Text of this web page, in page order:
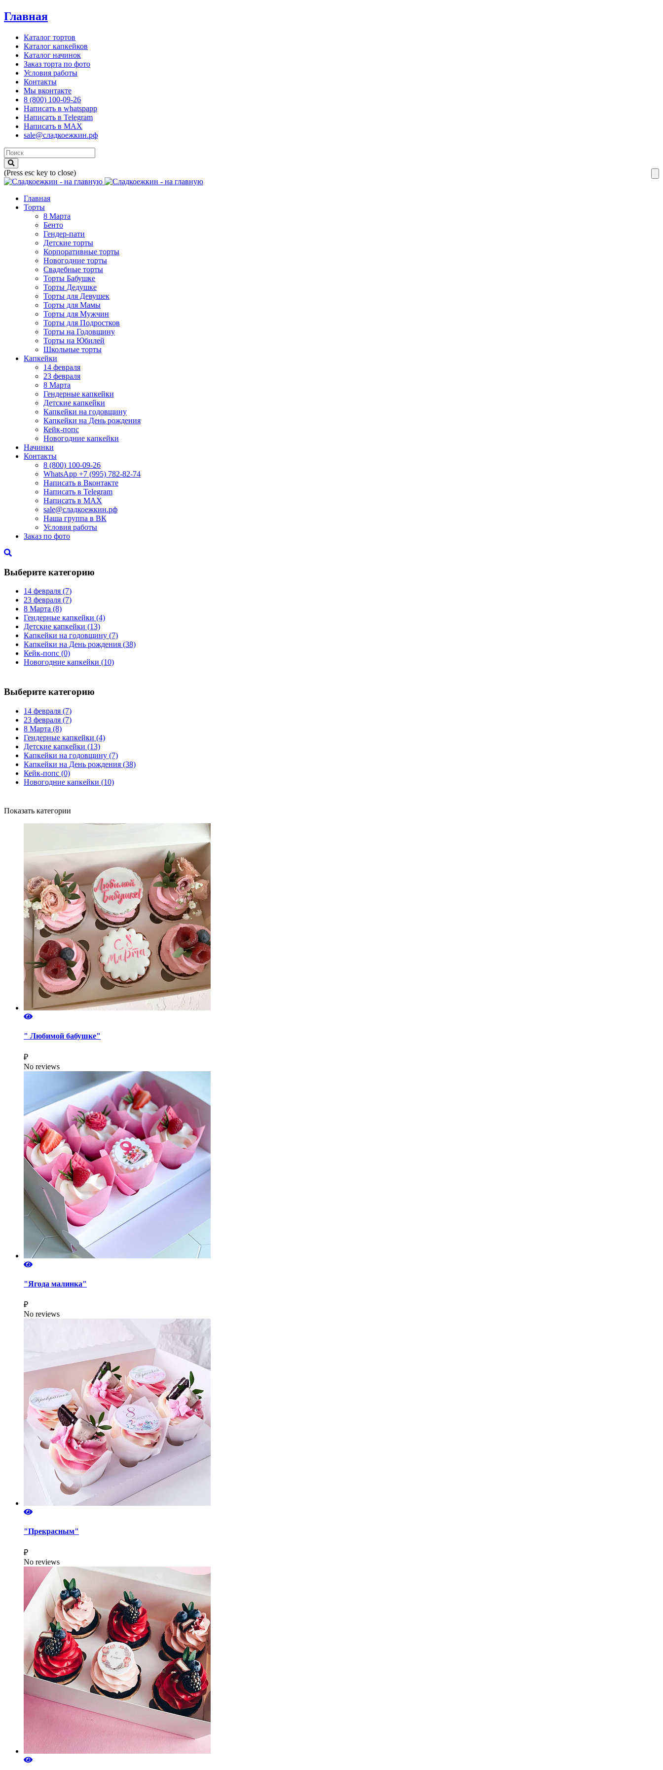
Главная
Каталог тортов
Каталог капкейков
Каталог начинок
Заказ торта по фото
Условия работы
Контакты
Мы вконтакте
8 (800) 100-09-26
Написать в whatspapp
Написать в Telegram
Написать в MAX
sale@сладкоежкин.рф
(Press esc key to close)
Главная
Торты
8 Марта
Бенто
Гендер-пати
Детские торты
Корпоративные торты
Новогодние торты
Свадебные торты
Торты Бабушке
Торты Дедушке
Торты для Девушек
Торты для Мамы
Торты для Мужчин
Торты для Подростков
Торты на Годовщину
Торты на Юбилей
Школьные торты
Капкейки
14 февраля
23 февраля
8 Марта
Гендерные капкейки
Детские капкейки
Капкейки на годовщину
Капкейки на День рождения
Кейк-попс
Новогодние капкейки
Начинки
Контакты
8 (800) 100-09-26
WhatsApp +7 (995) 782-82-74
Написать в Вконтакте
Написать в Telegram
Написать в MAX
sale@сладкоежкин.рф
Наша группа в ВК
Условия работы
Заказ по фото
Выберите категорию
14 февраля (7)
23 февраля (7)
8 Марта (8)
Гендерные капкейки (4)
Детские капкейки (13)
Капкейки на годовщину (7)
Капкейки на День рождения (38)
Кейк-попс (0)
Новогодние капкейки (10)
Выберите категорию
14 февраля (7)
23 февраля (7)
8 Марта (8)
Гендерные капкейки (4)
Детские капкейки (13)
Капкейки на годовщину (7)
Капкейки на День рождения (38)
Кейк-попс (0)
Новогодние капкейки (10)
Показать категории
" Любимой бабушке"
₽
No reviews
"Ягода малинка"
₽
No reviews
"Прекрасным"
₽
No reviews